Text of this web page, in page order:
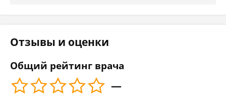
Отзывы и оценки
Общий рейтинг врача
—